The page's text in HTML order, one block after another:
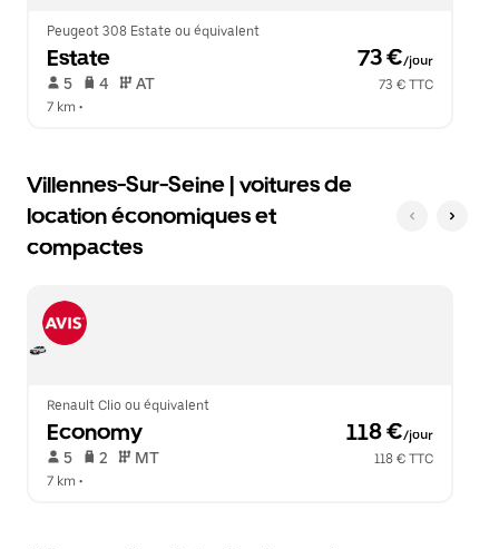
calendrier.
Peugeot 308 Estate ou équivalent
Estate 73 €/jour
5 4 AT
73 € TTC
7 km •
Villennes-Sur-Seine | voitures de
location économiques et
compactes
Renault Clio ou équivalent
Economy 118 €/jour
5 2 MT
118 € TTC
7 km •